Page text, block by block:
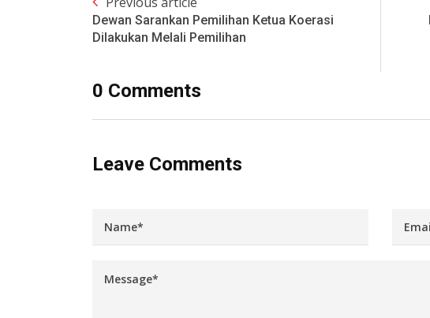
Dewan Sarankan Pemilihan Ketua Koerasi
Dilakukan Melali Pemilihan
0 Comments
Leave Comments